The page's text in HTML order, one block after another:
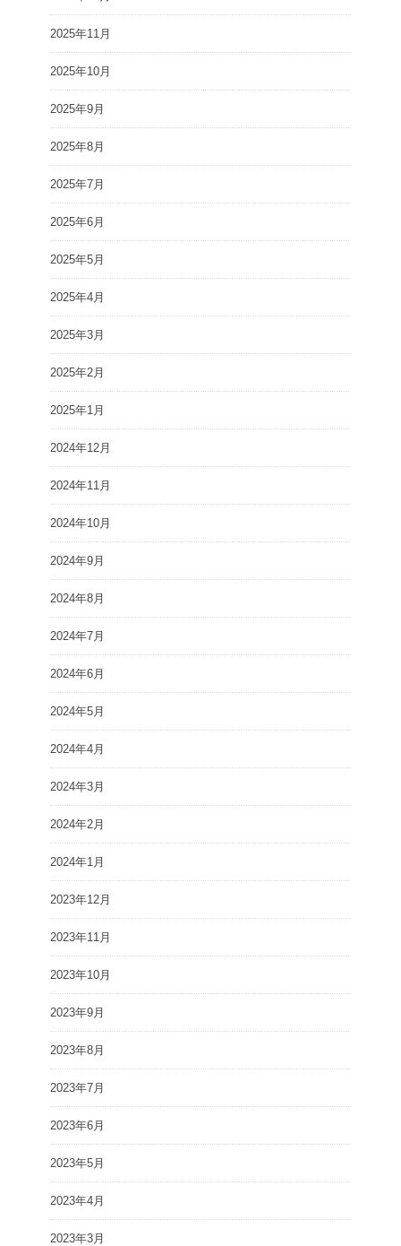
2025年11月
2025年10月
2025年9月
2025年8月
2025年7月
2025年6月
2025年5月
2025年4月
2025年3月
2025年2月
2025年1月
2024年12月
2024年11月
2024年10月
2024年9月
2024年8月
2024年7月
2024年6月
2024年5月
2024年4月
2024年3月
2024年2月
2024年1月
2023年12月
2023年11月
2023年10月
2023年9月
2023年8月
2023年7月
2023年6月
2023年5月
2023年4月
2023年3月